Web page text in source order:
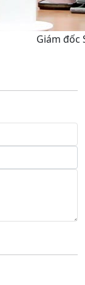
Giám đốc